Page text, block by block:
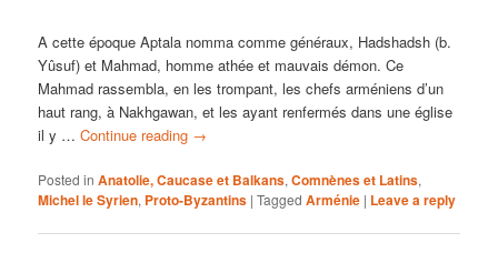
A cette époque Aptala nomma comme généraux, Hadshadsh (b.
Yûsuf) et Mahmad, homme athée et mauvais démon. Ce
Mahmad rassembla, en les trompant, les chefs arméniens d’un
haut rang, à Nakhgawan, et les ayant renfermés dans une église
il y …Continue reading →
Posted in Anatolie, Caucase et Balkans,Comnènes et Latins,
Michel le Syrien, Proto-Byzantins |Tagged Arménie | Leave a reply